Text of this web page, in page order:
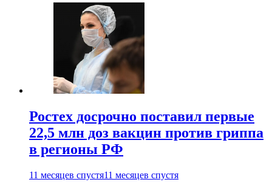
Ростех досрочно поставил первые
22,5 млн доз вакцин против гриппа
в регионы РФ
11 месяцев спустя11 месяцев спустя